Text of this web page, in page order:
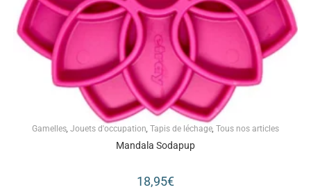
Gamelles Jouets d'occupation Tapis de léchage Tous nos articles
Mandala Sodapup
18,95€